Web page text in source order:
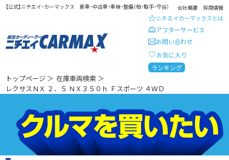
【公式】ニチエイ・カーマックス 新車・中古車・車検・整備（柏・取手・守谷） 会社概要 採用情報
総合カーディーラー ニチエイ・
ニチエイカーマックスとは
アフターサービス
お問い合わせ
お気に入り
ランキング
トップページ ＞ 在庫車両検索 ＞
レクサスＮＸ ２．５ ＮＸ３５０ｈ Ｆスポーツ ４ＷＤ